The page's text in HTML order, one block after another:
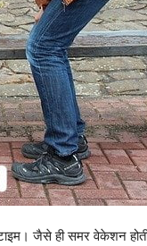
जैसे ही समर वेकेशन